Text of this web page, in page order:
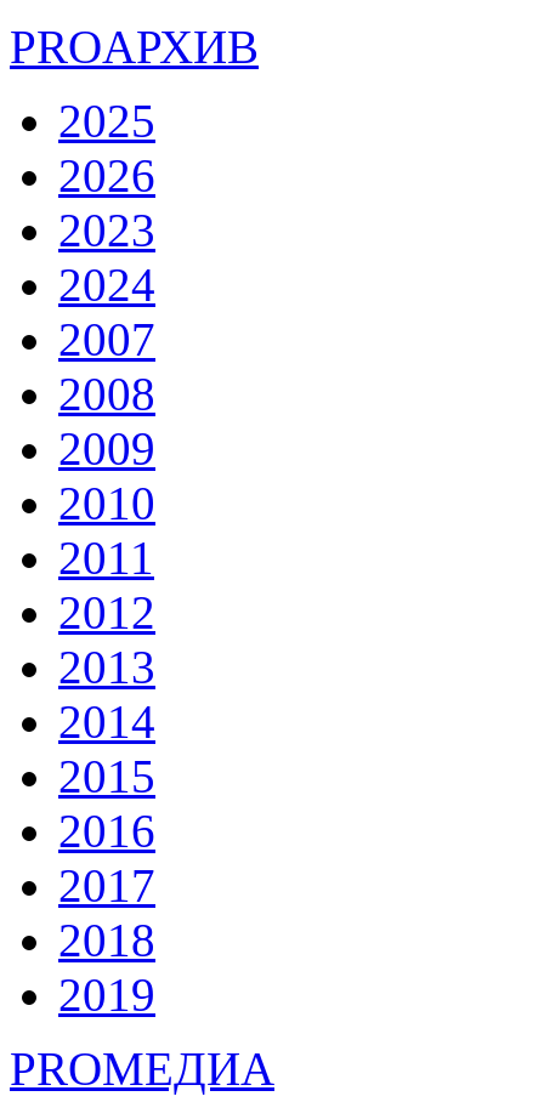
PROАРХИВ
2025
2026
2023
2024
2007
2008
2009
2010
2011
2012
2013
2014
2015
2016
2017
2018
2019
PROМЕДИА